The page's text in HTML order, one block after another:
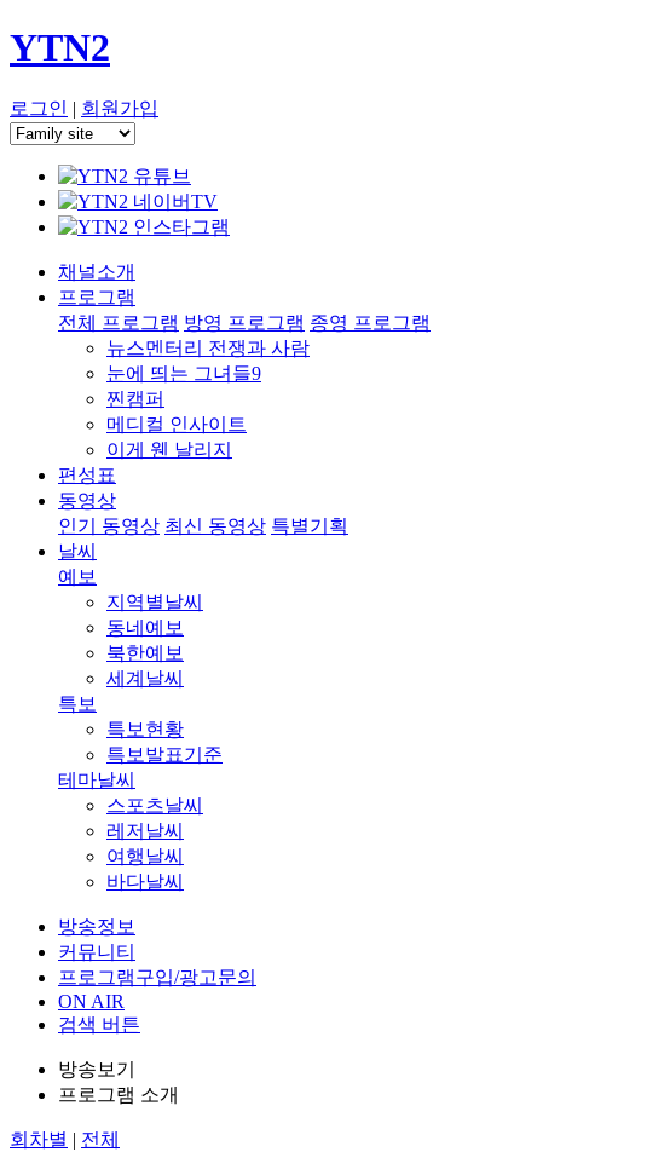
YTN2
로그인 | 회원가입
채널소개
프로그램
전체 프로그램 방영 프로그램 종영 프로그램
뉴스멘터리 전쟁과 사람
눈에 띄는 그녀들9
찐캠퍼
메디컬 인사이트
이게 웬 날리지
편성표
동영상
인기 동영상 최신 동영상 특별기획
날씨
예보
지역별날씨
동네예보
북한예보
세계날씨
특보
특보현황
특보발표기준
테마날씨
스포츠날씨
레저날씨
여행날씨
바다날씨
방송정보
커뮤니티
프로그램구입/광고문의
ON AIR
검색 버튼
방송보기
프로그램 소개
회차별 | 전체